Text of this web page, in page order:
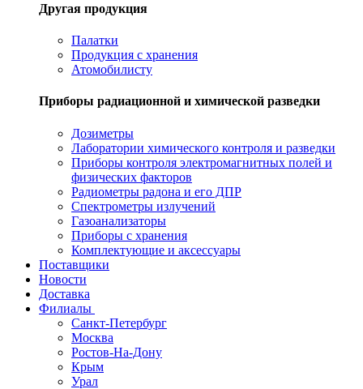
Другая продукция
Палатки
Продукция с хранения
Атомобилисту
Приборы радиационной и химической разведки
Дозиметры
Лаборатории химического контроля и разведки
Приборы контроля электромагнитных полей и
физических факторов
Радиометры радона и его ДПР
Спектрометры излучений
Газоанализаторы
Приборы с хранения
Комплектующие и аксессуары
Поставщики
Новости
Доставка
Филиалы
Санкт-Петербург
Москва
Ростов-На-Дону
Крым
Урал